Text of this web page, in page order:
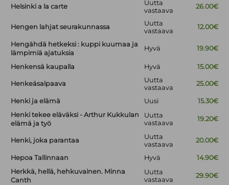
Helsinki a la carte
Uutta
vastaava
26.00€
Hengen lahjat seurakunnassa
Uutta
vastaava
12.00€
Hengähdä hetkeksi : kuppi kuumaa ja
lämpimiä ajatuksia
Hyvä 19.90€
Henkensä kaupalla Hyvä 15.00€
Henkeäsalpaava
Uutta
vastaava
25.00€
Henki ja elämä Uusi
15.30€
Henki tekee eläväksi - Arthur Kukkulan
elämä ja työ
Uutta
vastaava
19.20€
Henki, joka parantaa
Uutta
vastaava
20.00€
Hepoa Tallinnaan Hyvä
14.90€
Herkkä, hellä, hehkuvainen. Minna
Canth
Uutta
vastaava
29.90€